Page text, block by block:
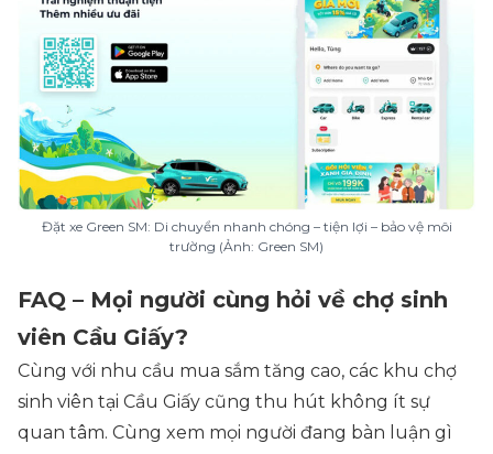
Đặt xe Green SM: Di chuyển nhanh chóng – tiện lợi – bảo vệ môi
trường (Ảnh: Green SM)
FAQ – Mọi người cùng hỏi về chợ sinh
viên Cầu Giấy?
Cùng với nhu cầu mua sắm tăng cao, các khu chợ
sinh viên tại Cầu Giấy cũng thu hút không ít sự
quan tâm. Cùng xem mọi người đang bàn luận gì